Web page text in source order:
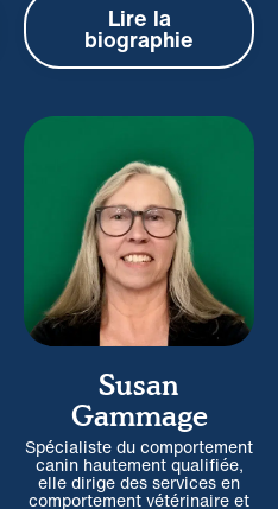
Lire la
biographie
Susan
Gammage
Spécialiste du comportement
canin hautement qualifiée,
elle dirige des services en
comportement vétérinaire et